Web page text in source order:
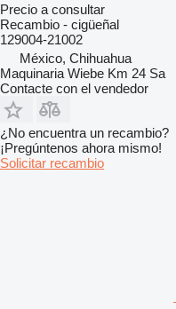
Precio a consultar
Recambio - cigüeñal
129004-21002
México, Chihuahua
Maquinaria Wiebe Km 24 Sa
Contacte con el vendedor
¿No encuentra un recambio?
¡Pregúntenos ahora mismo!
Solicitar recambio